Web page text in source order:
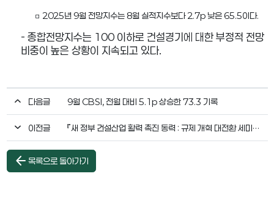
□ 2025년 9월 전망지수는 8월 실적지수보다 2.7p 낮은 65.5이다.
- 종합전망지수는 100 이하로 건설경기에 대한 부정적 전망
비중이 높은 상황이 지속되고 있다.
다음글 9월 CBSI, 전월 대비 5.1p 상승한 73.3 기록
이전글 『새 정부 건설산업 활력 촉진 동력 : 규제 개혁 대전환 세미나』 개최
arrow_back 목록으로 돌아가기